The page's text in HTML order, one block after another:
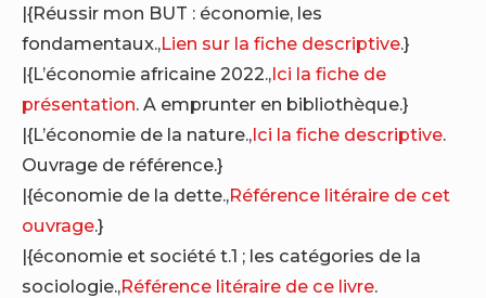
|{Réussir mon BUT : économie, les
fondamentaux.,Lien sur la fiche descriptive.}
|{L’économie africaine 2022.,Ici la fiche de
présentation. A emprunter en bibliothèque.}
|{L’économie de la nature.,Ici la fiche descriptive.
Ouvrage de référence.}
|{économie de la dette.,Référence litéraire de cet
ouvrage.}
|{économie et société t.1 ; les catégories de la
sociologie.,Référence litéraire de ce livre.